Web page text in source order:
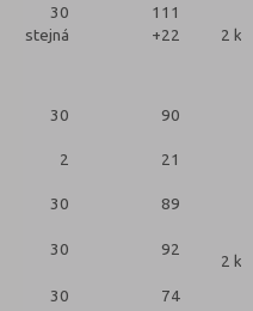
30
stejná
111
+22
2
30 90
2 21
30 89
30 92
2
30 74